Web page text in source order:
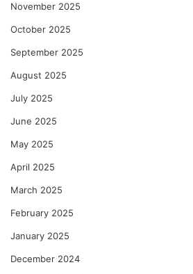
November 2025
October 2025
September 2025
August 2025
July 2025
June 2025
May 2025
April 2025
March 2025
February 2025
January 2025
December 2024